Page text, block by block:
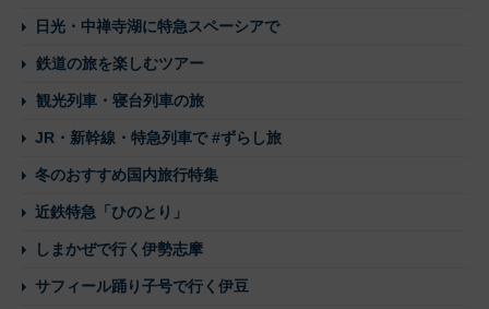
日光・中禅寺湖に特急スペーシアで
鉄道の旅を楽しむツアー
観光列車・寝台列車の旅
JR・新幹線・特急列車で #ずらし旅
冬のおすすめ国内旅行特集
近鉄特急「ひのとり」
しまかぜで行く伊勢志摩
サフィール踊り子号で行く伊豆